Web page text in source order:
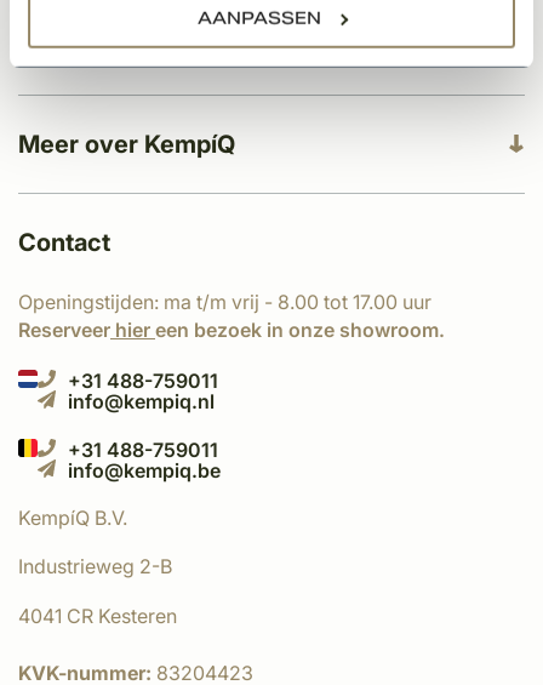
AANPASSEN
Meer over KempíQ
Categorieën
Contact
Openingstijden: ma t/m vrij - 8.00 tot 17.00 uur
Reserveer hier een bezoek in onze showroom.
+31 488-759011
info@kempiq.nl
+31 488-759011
info@kempiq.be
KempíQ B.V.
Industrieweg 2-B
4041 CR Kesteren
KVK-nummer: 83204423